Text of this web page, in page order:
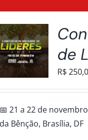
de
R$
📅 21 a 22 de
da Bênção, Brasília, DF